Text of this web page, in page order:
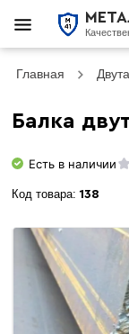
Главная
Балка
Есть в наличии
Код товара: 138